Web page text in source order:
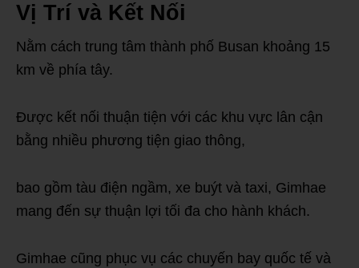
Vị Trí và Kết Nối
Nằm cách trung tâm thành phố Busan khoảng 15
km về phía tây.
Được kết nối thuận tiện với các khu vực lân cận
bằng nhiều phương tiện giao thông,
bao gồm tàu điện ngầm, xe buýt và taxi, Gimhae
mang đến sự thuận lợi tối đa cho hành khách.
Gimhae cũng phục vụ các chuyến bay quốc tế và